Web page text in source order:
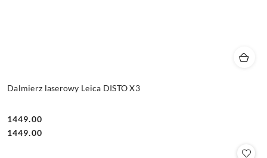
Dalmierz laserowy Leica DISTO X3
Cena:
1449.00
Cena:
1449.00